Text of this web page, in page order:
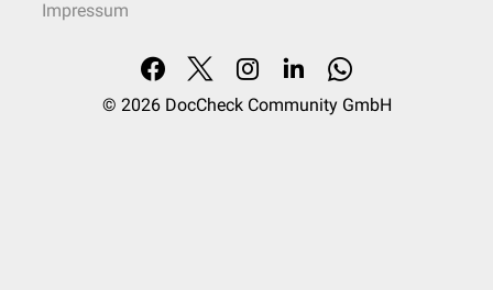
Impressum
© 2026 DocCheck Community GmbH